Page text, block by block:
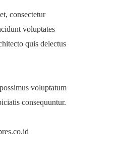
consectetur
voluptates
quis delectus
voluptatum
consequuntur.